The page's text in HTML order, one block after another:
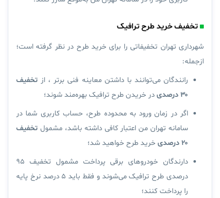
تخفیف خرید طرح ترافیک
شهرداری تهران تخفیفاتی را برای خرید طرح در نظر گرفته است؛
ازجمله:
رانندگان می‌توانند با داشتن معاینه فنی برتر ، از تخفیف
۳۰ درصدی
در خریدن طرح ترافیک بهره‌مند شوند؛
اگر در زمان ورود به محدوده طرح، حساب کاربری شما در
سامانه تهران من اعتبار کافی داشته باشد، مشمول تخفیف
۲۰ درصدی
خرید طرح خواهید شد؛
دارندگان خودروهای برقی پرداخت مشمول تخفیف ۹۵
درصدی طرح ترافیک می‌شوند و فقط باید ۵ درصد نرخ پایه
را پرداخت کنند؛